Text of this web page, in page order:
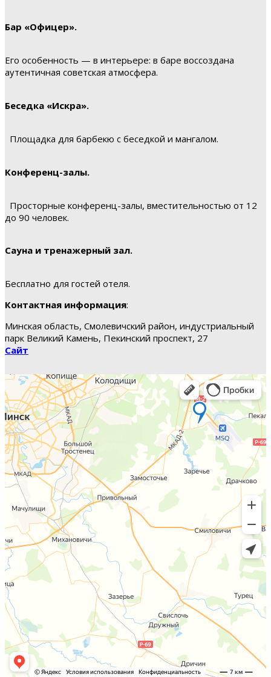
Бар «Офицер».
Его особенность — в интерьере: в баре воссоздана
аутентичная советская атмосфера.
Беседка «Искра».
Площадка для барбекю с беседкой и мангалом.
Конференц-залы.
Просторные конференц-залы, вместительностью от 12
до 90 человек.
Сауна и тренажерный зал.
Бесплатно для гостей отеля.
Контактная информация:
Минская область, Смолевичский район, индустриальный
парк Великий Камень, Пекинский проспект, 27
Сайт